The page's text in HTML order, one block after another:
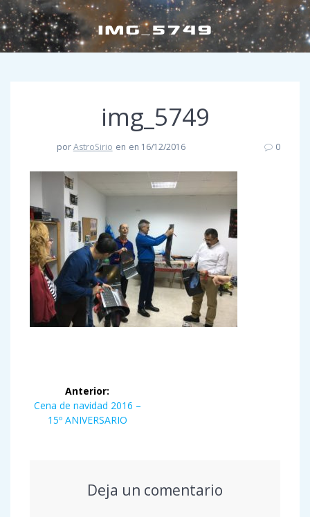
IMG_5749
img_5749
porAstroSirio en en 16/12/2016 0
Navegación
de
Anterior:
Entrada
anterior:
Cena de navidad 2016 –
15º ANIVERSARIO
Deja un comentario